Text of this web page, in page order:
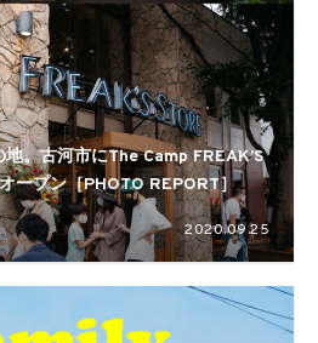
地。古河市にThe Camp FREAK’S
ープン［PHOTO REPORT］
2020.09.25